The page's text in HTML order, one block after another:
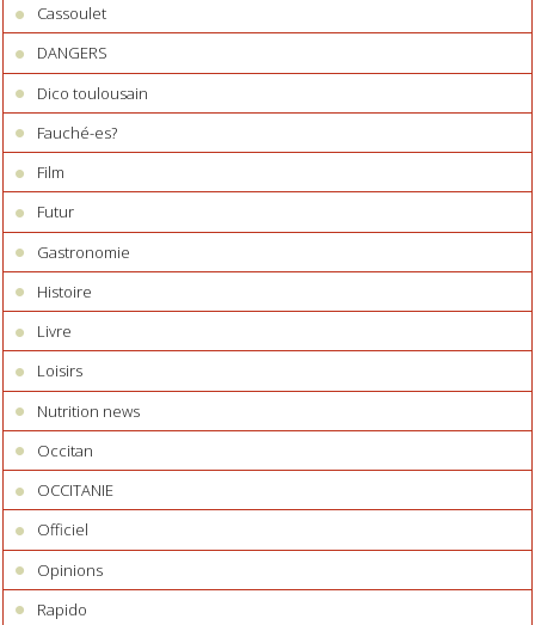
Cassoulet
DANGERS
Dico toulousain
Fauché-es?
Film
Futur
Gastronomie
Histoire
Livre
Loisirs
Nutrition news
Occitan
OCCITANIE
Officiel
Opinions
Rapido